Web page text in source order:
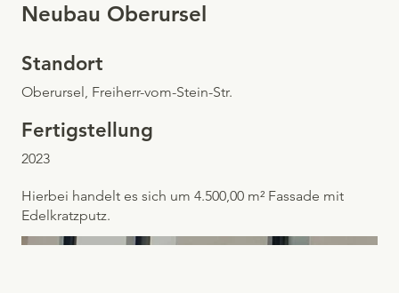
Neubau Oberursel
Standort
Oberursel, Freiherr-vom-Stein-Str.
Fertigstellung
2023
Hierbei handelt es sich um 4.500,00 m² Fassade mit
Edelkratzputz.